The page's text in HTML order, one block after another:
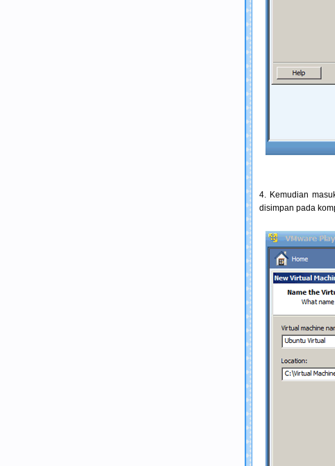
4. Kemudian
disimpan pada